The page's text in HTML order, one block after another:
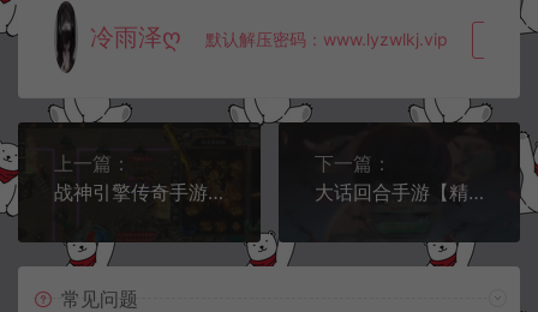
冷雨泽ღ 默认解压密码：www.lyzwlkj.vip 复
上一篇：
战神引擎传奇手游【神州复古三职业】7月最新整理Win一键服务端+安卓苹果双端+GM授权后台+详细搭建教程
下一篇：
大话回合手游【精品西游之龙凤2内丹超变版】7月最新整理Linux手工服务端+JAVA神兔后台+代理后台+安卓+详细搭建教程+视频教程
常见问题